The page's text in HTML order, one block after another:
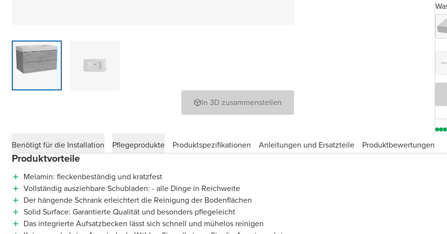
In 3D zusammenstellen
Benötigt für die Installation
Pflegeprodukte Produktspezifikationen Anleitungen und Ersatzteile Produktbewertungen
Produktvorteile
Melamin: fleckenbeständig und kratzfest
Vollständig ausziehbare Schubladen: - alle Dinge in Reichweite
Der hängende Schrank erleichtert die Reinigung der Bodenflächen
Solid Surface: Garantierte Qualität und besonders pflegeleicht
Das integrierte Aufsatzbecken lässt sich schnell und mühelos reinigen